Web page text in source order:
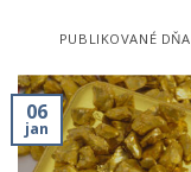
PUBLIKOVANÉ DŇA
06
jan